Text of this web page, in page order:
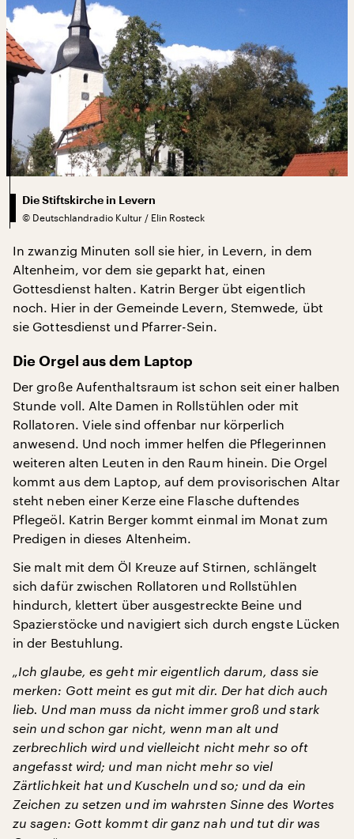
Die Stiftskirche in Levern
© Deutschlandradio Kultur / Elin Rosteck
In zwanzig Minuten soll sie hier, in Levern, in dem
Altenheim, vor dem sie geparkt hat, einen
Gottesdienst halten. Katrin Berger übt eigentlich
noch. Hier in der Gemeinde Levern, Stemwede, übt
sie Gottesdienst und Pfarrer-Sein.
Die Orgel aus dem Laptop
Der große Aufenthaltsraum ist schon seit einer halben
Stunde voll. Alte Damen in Rollstühlen oder mit
Rollatoren. Viele sind offenbar nur körperlich
anwesend. Und noch immer helfen die Pflegerinnen
weiteren alten Leuten in den Raum hinein. Die Orgel
kommt aus dem Laptop, auf dem provisorischen Altar
steht neben einer Kerze eine Flasche duftendes
Pflegeöl. Katrin Berger kommt einmal im Monat zum
Predigen in dieses Altenheim.
Sie malt mit dem Öl Kreuze auf Stirnen, schlängelt
sich dafür zwischen Rollatoren und Rollstühlen
hindurch, klettert über ausgestreckte Beine und
Spazierstöcke und navigiert sich durch engste Lücken
in der Bestuhlung.
„Ich glaube, es geht mir eigentlich darum, dass sie
merken: Gott meint es gut mit dir. Der hat dich auch
lieb. Und man muss da nicht immer groß und stark
sein und schon gar nicht, wenn man alt und
zerbrechlich wird und vielleicht nicht mehr so oft
angefasst wird; und man nicht mehr so viel
Zärtlichkeit hat und Kuscheln und so; und da ein
Zeichen zu setzen und im wahrsten Sinne des Wortes
zu sagen: Gott kommt dir ganz nah und tut dir was